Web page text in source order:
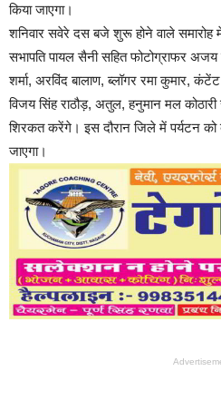
किया जाएगा।
शनिवार सवेरे दस बजे शुरू होने वाले
सभापति पायल सैनी सहित फोटोग्राफर
शर्मा, अरविंद बालाण, ब्लॉगर रमा कुमार,
विजय सिंह राठौड़, अतुल, हनुमान मल
शिरकत करेंगे। इस दौरान जिले में पर्यटन को
जाएगा।